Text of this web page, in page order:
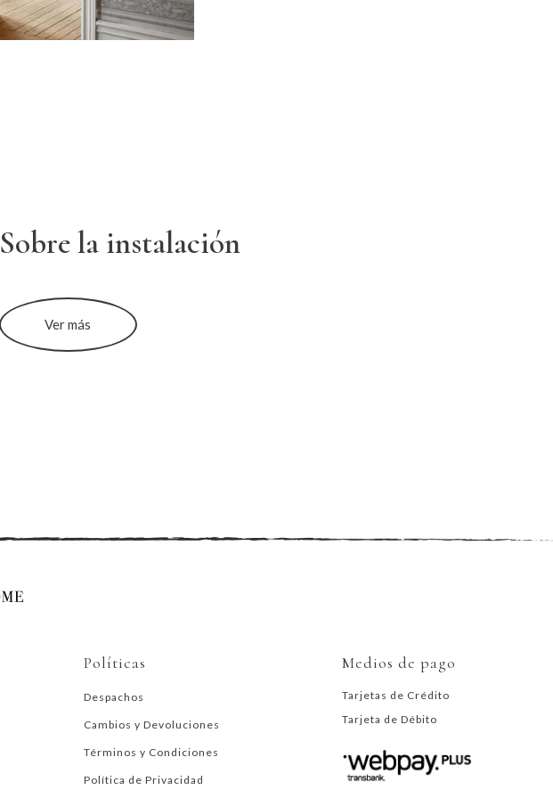
Sobre la instalación
Ver más
Políticas
Despachos
Cambios y Devoluciones
Términos y Condiciones
Política de Privacidad
Medios de pago
Tarjetas de Crédito
Tarjeta de Débito